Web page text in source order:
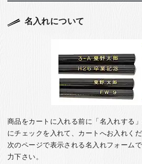
名入れについて
商品をカートに入れる前に「名入れする
にチェックを入れて、カートへお入れくだ
次のページで表示される名入れフォーム
力下さい。